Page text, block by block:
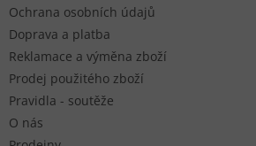
Ochrana osobních údajů
Doprava a platba
Reklamace a výměna zboží
Prodej použitého zboží
Pravidla - soutěže
O nás